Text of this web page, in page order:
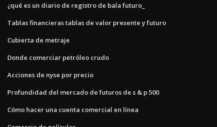
¿qué es un diario de registro de bala futuro_
Tablas financieras tablas de valor presente y futuro
Cubierta de metraje
Donde comerciar petróleo crudo
Acciones de nyse por precio
Profundidad del mercado de futuros de s & p 500
Cómo hacer una cuenta comercial en línea